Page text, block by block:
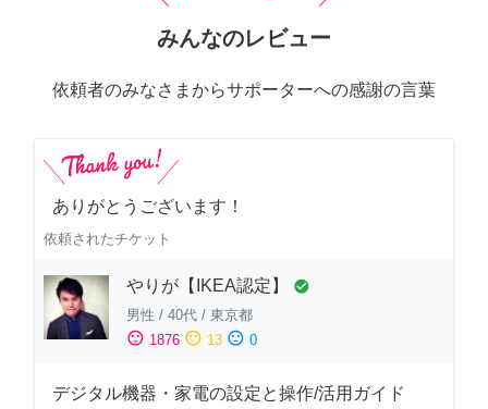
みんなのレビュー
依頼者のみなさまからサポーターへの感謝の言葉
ありがとうございます！
依頼されたチケット
やりが【IKEA認定】 check_circle
男性 / 40代 / 東京都
sentiment_satisfied 1876 sentiment_neutral 13 sentiment_dissatisfied 0
デジタル機器・家電の設定と操作/活用ガイド